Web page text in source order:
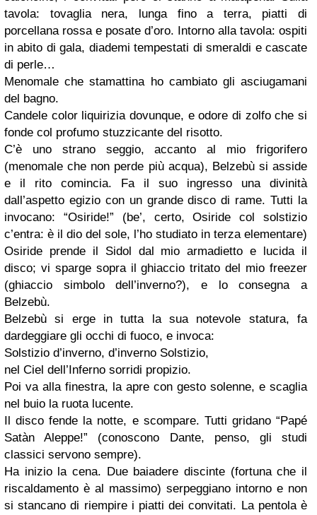
tavola: tovaglia nera, lunga fino a terra, piatti di
porcellana rossa e posate d’oro. Intorno alla tavola: ospiti
in abito di gala, diademi tempestati di smeraldi e cascate
di perle…
Menomale che stamattina ho cambiato gli asciugamani
del bagno.
Candele color liquirizia dovunque, e odore di zolfo che si
fonde col profumo stuzzicante del risotto.
C’è uno strano seggio, accanto al mio frigorifero
(menomale che non perde più acqua), Belzebù si asside
e il rito comincia. Fa il suo ingresso una divinità
dall’aspetto egizio con un grande disco di rame. Tutti la
invocano: “Osiride!” (be’, certo, Osiride col solstizio
c’entra: è il dio del sole, l’ho studiato in terza elementare)
Osiride prende il Sidol dal mio armadietto e lucida il
disco; vi sparge sopra il ghiaccio tritato del mio freezer
(ghiaccio simbolo dell’inverno?), e lo consegna a
Belzebù.
Belzebù si erge in tutta la sua notevole statura, fa
dardeggiare gli occhi di fuoco, e invoca:
Solstizio d’inverno, d’inverno Solstizio,
nel Ciel dell’Inferno sorridi propizio.
Poi va alla finestra, la apre con gesto solenne, e scaglia
nel buio la ruota lucente.
Il disco fende la notte, e scompare. Tutti gridano “Papé
Satàn Aleppe!” (conoscono Dante, penso, gli studi
classici servono sempre).
Ha inizio la cena. Due baiadere discinte (fortuna che il
riscaldamento è al massimo) serpeggiano intorno e non
si stancano di riempire i piatti dei convitati. La pentola è